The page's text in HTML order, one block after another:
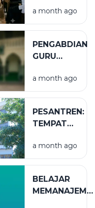
LUSUH
a month ago
PENGABDIAN
GURU
a month ago
PESANTREN:
TEMPAT
YANG TAK
TERLIHAT
a month ago
BELAJAR